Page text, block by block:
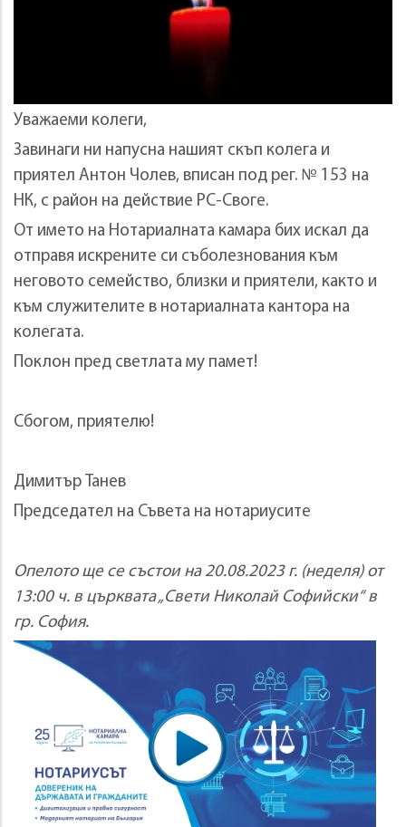
Уважаеми колеги,
Завинаги ни напусна нашият скъп колега и
приятел Антон Чолев, вписан под рег. № 153 на
НК, с район на действие РС-Своге.
От името на Нотариалната камара бих искал да
отправя искрените си съболезнования към
неговото семейство, близки и приятели, както и
към служителите в нотариалната кантора на
колегата.
Поклон пред светлата му памет!
Сбогом, приятелю!
Димитър Танев
Председател на Съвета на нотариусите
Опелото ще се състои на 20.08.2023 г. (неделя) от
13:00 ч. в църквата „Свети Николай Софийски“ в
гр. София.